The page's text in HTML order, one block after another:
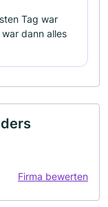
Tag war
dann alles
Firma bewerten